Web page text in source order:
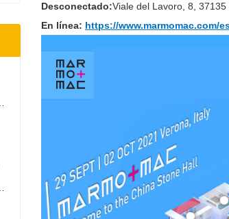
Desconectado:Viale del Lavoro, 8,
En línea: https://www.marmomac.com/